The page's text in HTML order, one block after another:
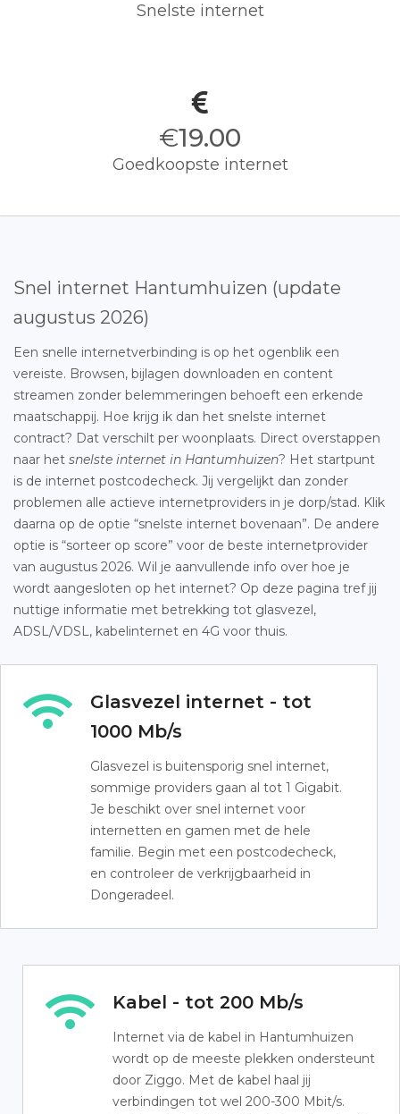
Snelste internet
€19.00
Goedkoopste internet
Snel internet Hantumhuizen (update
augustus 2026)
Een snelle internetverbinding is op het ogenblik een
vereiste. Browsen, bijlagen downloaden en content
streamen zonder belemmeringen behoeft een erkende
maatschappij. Hoe krijg ik dan het snelste internet
contract? Dat verschilt per woonplaats. Direct overstappen
naar het snelste internet in Hantumhuizen? Het startpunt
is de internet postcodecheck. Jij vergelijkt dan zonder
problemen alle actieve internetproviders in je dorp/stad. Klik
daarna op de optie “snelste internet bovenaan”. De andere
optie is “sorteer op score” voor de beste internetprovider
van augustus 2026. Wil je aanvullende info over hoe je
wordt aangesloten op het internet? Op deze pagina tref jij
nuttige informatie met betrekking tot glasvezel,
ADSL/VDSL, kabelinternet en 4G voor thuis.
Glasvezel internet - tot
1000 Mb/s
Glasvezel is buitensporig snel internet,
sommige providers gaan al tot 1 Gigabit.
Je beschikt over snel internet voor
internetten en gamen met de hele
familie. Begin met een postcodecheck,
en controleer de verkrijgbaarheid in
Dongeradeel.
Kabel - tot 200 Mb/s
Internet via de kabel in Hantumhuizen
wordt op de meeste plekken ondersteunt
door Ziggo. Met de kabel haal jij
verbindingen tot wel 200-300 Mbit/s.